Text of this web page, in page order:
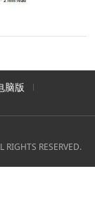
脑版
RESERVED.